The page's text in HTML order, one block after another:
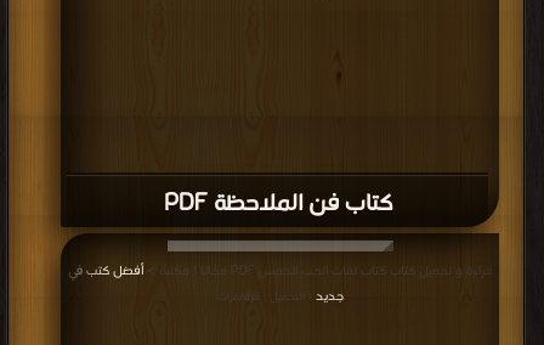
كتاب فن الملاحظة PDF
قراءة و تحميل كتاب كتاب لغات الحب الخمس PDF مجانا | مكتبة >
أفضل كتب في
جديد | التحميل : مرة/مرات